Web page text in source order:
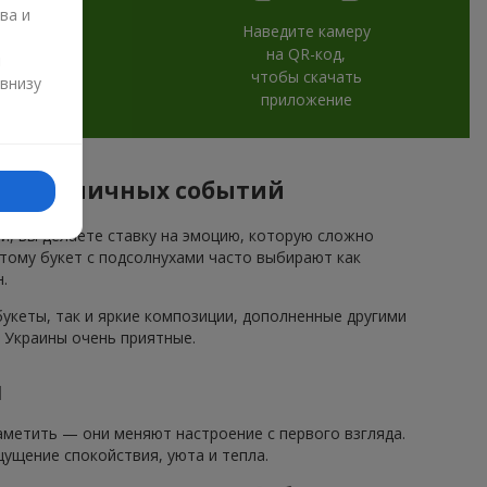
Наведите камеру
на QR-код,
чтобы скачать
приложение
событий
вы делаете ставку на эмоцию, которую сложно
букет с подсолнухами часто выбирают как
так и яркие композиции, дополненные другими
очень приятные.
— они меняют настроение с первого взгляда.
спокойствия, уюта и тепла.
и